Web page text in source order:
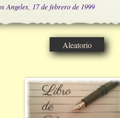
Angeles, 17 de febrero de 1999
Aleatorio